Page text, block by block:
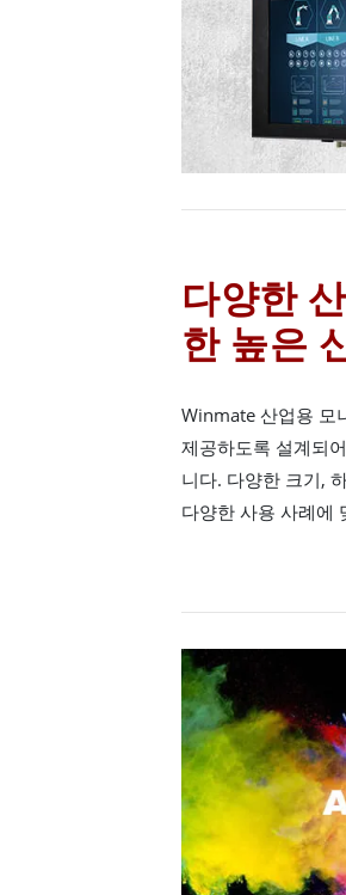
다양한
한 높은
Winmate 산업용 모
제공하도록 설계되
니다. 다양한 크기,
다양한 사용 사례에